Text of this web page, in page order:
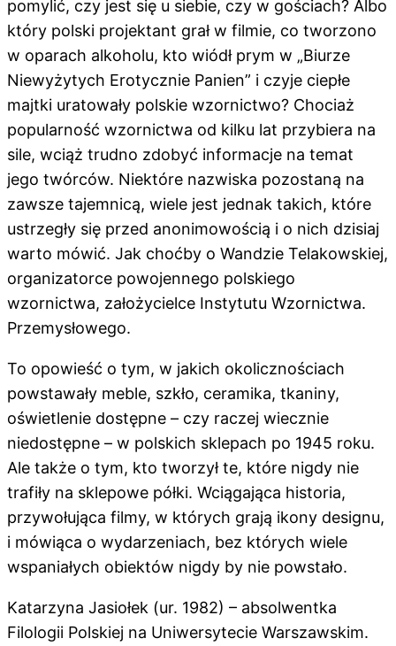
pomylić, czy jest się u siebie, czy w gościach? Albo
który polski projektant grał w filmie, co tworzono
w oparach alkoholu, kto wiódł prym w „Biurze
Niewyżytych Erotycznie Panien” i czyje ciepłe
majtki uratowały polskie wzornictwo? Chociaż
popularność wzornictwa od kilku lat przybiera na
sile, wciąż trudno zdobyć informacje na temat
jego twórców. Niektóre nazwiska pozostaną na
zawsze tajemnicą, wiele jest jednak takich, które
ustrzegły się przed anonimowością i o nich dzisiaj
warto mówić. Jak choćby o Wandzie Telakowskiej,
organizatorce powojennego polskiego
wzornictwa, założycielce Instytutu Wzornictwa.
Przemysłowego.
To opowieść o tym, w jakich okolicznościach
powstawały meble, szkło, ceramika, tkaniny,
oświetlenie dostępne – czy raczej wiecznie
niedostępne – w polskich sklepach po 1945 roku.
Ale także o tym, kto tworzył te, które nigdy nie
trafiły na sklepowe półki. Wciągająca historia,
przywołująca filmy, w których grają ikony designu,
i mówiąca o wydarzeniach, bez których wiele
wspaniałych obiektów nigdy by nie powstało.
Katarzyna Jasiołek (ur. 1982) – absolwentka
Filologii Polskiej na Uniwersytecie Warszawskim.